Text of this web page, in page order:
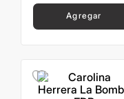
Agregar